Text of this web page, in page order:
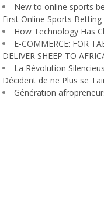
New to online sports
First Online Sports Betting
How Technology Has
E-COMMERCE: FOR
DELIVER SHEEP TO
La Révolution
Décident de ne Plus se
Génération